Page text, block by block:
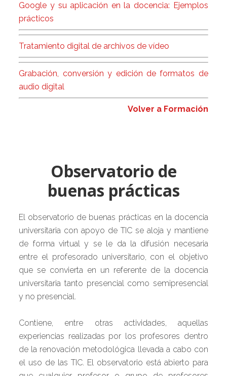
Google y su aplicación en la docencia: Ejemplos
prácticos
Tratamiento digital de archivos de vídeo
Grabación, conversión y edición de formatos de
audio digital
Volver a Formación
Observatorio de
buenas prácticas
El observatorio de buenas prácticas en la docencia
universitaria con apoyo de TIC se aloja y mantiene
de forma virtual y se le da la difusión necesaria
entre el profesorado universitario, con el objetivo
que se convierta en un referente de la docencia
universitaria tanto presencial como semipresencial
y no presencial.
Contiene, entre otras actividades, aquellas
experiencias realizadas por los profesores dentro
de la renovación metodológica llevada a cabo con
el uso de las TIC. El observatorio está abierto para